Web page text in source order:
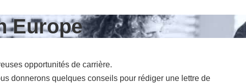
Europe
opportunités de carrière.
donnerons quelques conseils pour rédiger une lettre de